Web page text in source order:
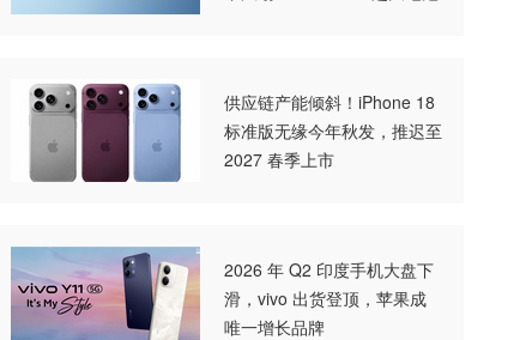
供应链产能倾斜！iPhone 18
标准版无缘今年秋发，推迟至
2027 春季上市
2026 年 Q2 印度手机大盘下
滑，vivo 出货登顶，苹果成
唯一增长品牌